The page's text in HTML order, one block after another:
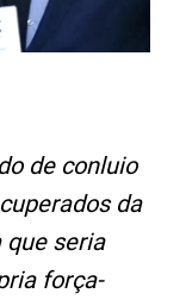
de conluio
da
seria
força-